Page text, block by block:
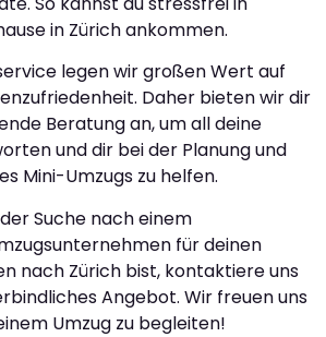
in Zürich ankommen.
legen wir großen Wert auf
Daher bieten wir dir
Beratung an, um all deine
und dir bei der Planung und
Mini-Umzugs zu helfen.
Suche nach einem
für deinen
nach Zürich bist, kontaktiere uns
Angebot. Wir freuen uns
Umzug zu begleiten!